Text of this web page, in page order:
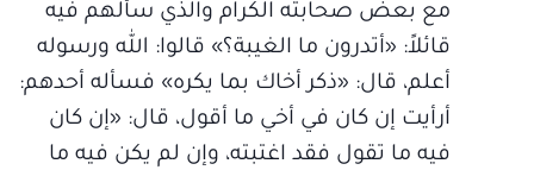
مع بعض صحابته الكرام والذي سألهم فيه
قائلاً: «أتدرون ما الغيبة؟» قالوا: الله ورسوله
أعلم، قال: «ذكر أخاك بما يكره» فسأله أحدهم:
أرأيت إن كان في أخي ما أقول، قال: «إن كان
فيه ما تقول فقد اغتبته، وإن لم يكن فيه ما